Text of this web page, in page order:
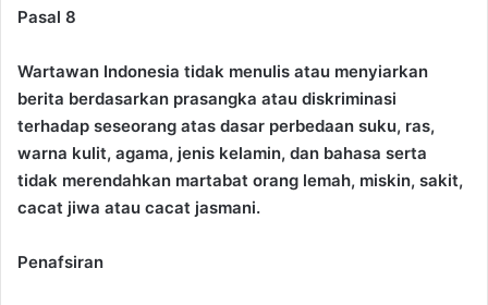
Pasal 8
Wartawan Indonesia tidak menulis atau menyiarkan
berita berdasarkan prasangka atau diskriminasi
terhadap seseorang atas dasar perbedaan suku, ras,
warna kulit, agama, jenis kelamin, dan bahasa serta
tidak merendahkan martabat orang lemah, miskin, sakit,
cacat jiwa atau cacat jasmani.
Penafsiran